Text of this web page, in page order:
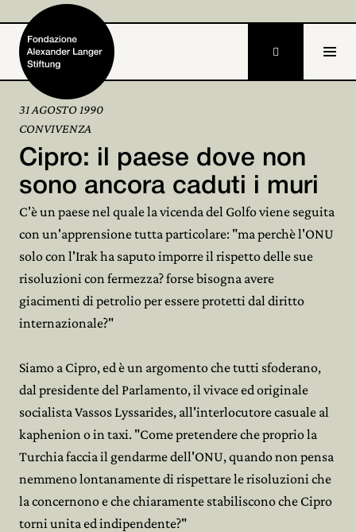
Home
Fondazione
Attività e progetti 
Alexander Langer
Archivio
Partecipa

31 AGOSTO 1990
CONVIVENZA
Cipro: il paese dove non
sono ancora caduti i muri
C'è un paese nel quale la vicenda del Golfo viene seguita
con un'apprensione tutta particolare: "ma perchè l'ONU
solo con l'Irak ha saputo imporre il rispetto delle sue
risoluzioni con fermezza? forse bisogna avere
giacimenti di petrolio per essere protetti dal diritto
internazionale?"
Siamo a Cipro, ed è un argomento che tutti sfoderano,
dal presidente del Parlamento, il vivace ed originale
socialista Vassos Lyssarides, all'interlocutore casuale al
kaphenion o in taxi. "Come pretendere che proprio la
Turchia faccia il gendarme dell'ONU, quando non pensa
nemmeno lontanamente di rispettare le risoluzioni che
la concernono e che chiaramente stabiliscono che Cipro
torni unita ed indipendente?"